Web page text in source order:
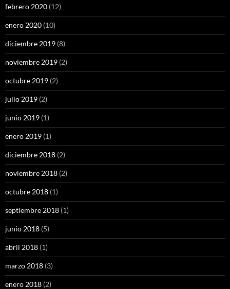
febrero 2020 (12)
enero 2020 (10)
diciembre 2019 (8)
noviembre 2019 (2)
octubre 2019 (2)
julio 2019 (2)
junio 2019 (1)
enero 2019 (1)
diciembre 2018 (2)
noviembre 2018 (2)
octubre 2018 (1)
septiembre 2018 (1)
junio 2018 (5)
abril 2018 (1)
marzo 2018 (3)
enero 2018 (2)